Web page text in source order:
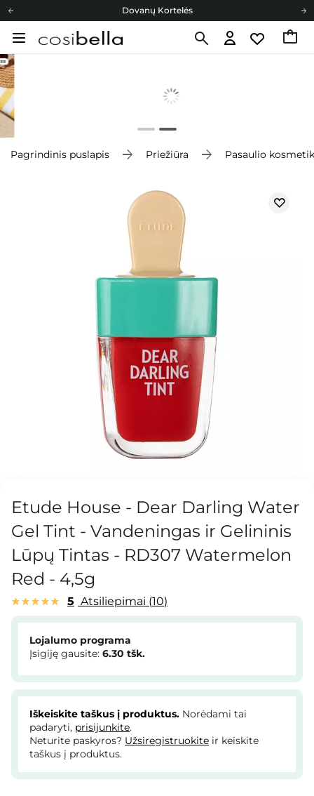
Dovanų Kortelės
Cosibella lojalumo programa
Pagrindinis puslapis Priežiūra Pasaulio
Etude House - Dear Darling Water
Gel Tint - Vandeningas ir Gelininis
Lūpų Tintas - RD307 Watermelon
Red - 4,5g
5 Atsiliepimai 10
Lojalumo programa
Įsigiję gausite: 6.30 tšk.
Iškeiskite taškus į produktus. Norėdami tai
padaryti, prisijunkite.
Neturite paskyros? Užsiregistruokite ir keiskite
taškus į produktus.